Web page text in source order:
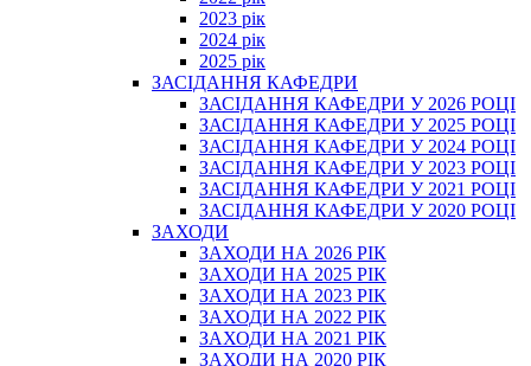
2023 рік
2024 рік
2025 рік
ЗАСІДАННЯ КАФЕДРИ
ЗАСІДАННЯ КАФЕДРИ У 2026 РОЦІ
ЗАСІДАННЯ КАФЕДРИ У 2025 РОЦІ
ЗАСІДАННЯ КАФЕДРИ У 2024 РОЦІ
ЗАСІДАННЯ КАФЕДРИ У 2023 РОЦІ
ЗАСІДАННЯ КАФЕДРИ У 2021 РОЦІ
ЗАСІДАННЯ КАФЕДРИ У 2020 РОЦІ
ЗАХОДИ
ЗАХОДИ НА 2026 РІК
ЗАХОДИ НА 2025 РІК
ЗАХОДИ НА 2023 РІК
ЗАХОДИ НА 2022 РІК
ЗАХОДИ НА 2021 РІК
ЗАХОДИ НА 2020 РІК